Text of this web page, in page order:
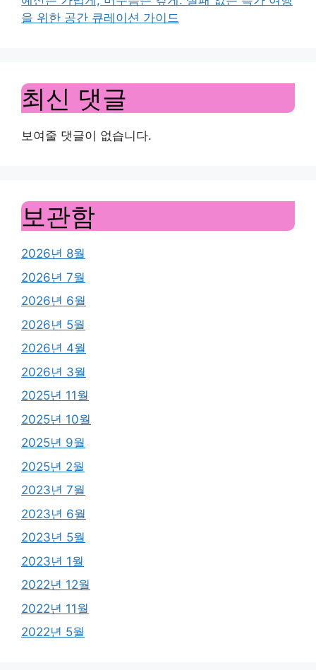
을 위한 공간 큐레이션 가이드
최신 댓글
보여줄 댓글이 없습니다.
보관함
2026년 8월
2026년 7월
2026년 6월
2026년 5월
2026년 4월
2026년 3월
2025년 11월
2025년 10월
2025년 9월
2025년 2월
2023년 7월
2023년 6월
2023년 5월
2023년 1월
2022년 12월
2022년 11월
2022년 5월